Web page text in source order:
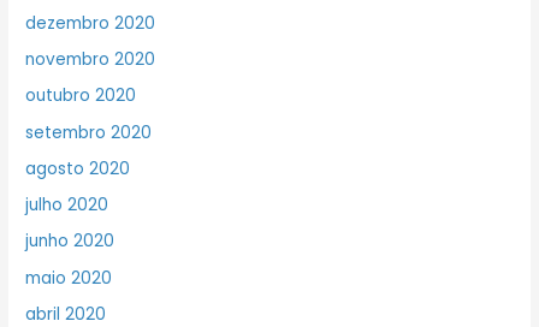
dezembro 2020
novembro 2020
outubro 2020
setembro 2020
agosto 2020
julho 2020
junho 2020
maio 2020
abril 2020